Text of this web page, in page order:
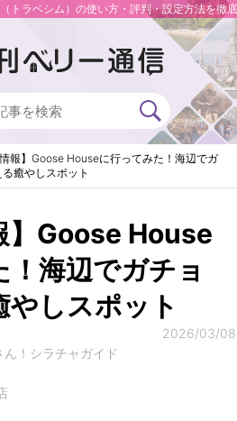
トラベシム）の使い方・評判・設定方法を徹
情報】Goose Houseに行ってみた！海辺でガ
癒やしスポット
】Goose House
海辺でガチョ
やしスポット
！シラチャガイド
2026/03/08